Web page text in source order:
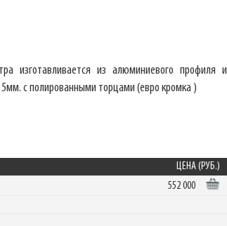
изготавливается из алюминиевого профиля и
с полированными торцами (евро кромка )
ЦЕНА (РУБ.)
552 000